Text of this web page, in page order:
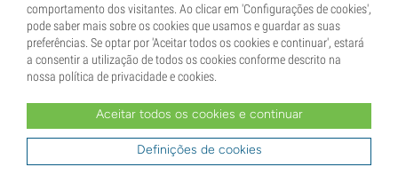
Descubra
Informações
Ferramentas
comportamento dos visitantes. Ao clicar em 'Configurações de cookies',
pode saber mais sobre os cookies que usamos e guardar as suas
preferências. Se optar por 'Aceitar todos os cookies e continuar', estará
a consentir a utilização de todos os cookies conforme descrito na
nossa política de privacidade e cookies.
Aceitar todos os cookies e continuar
Definições de cookies